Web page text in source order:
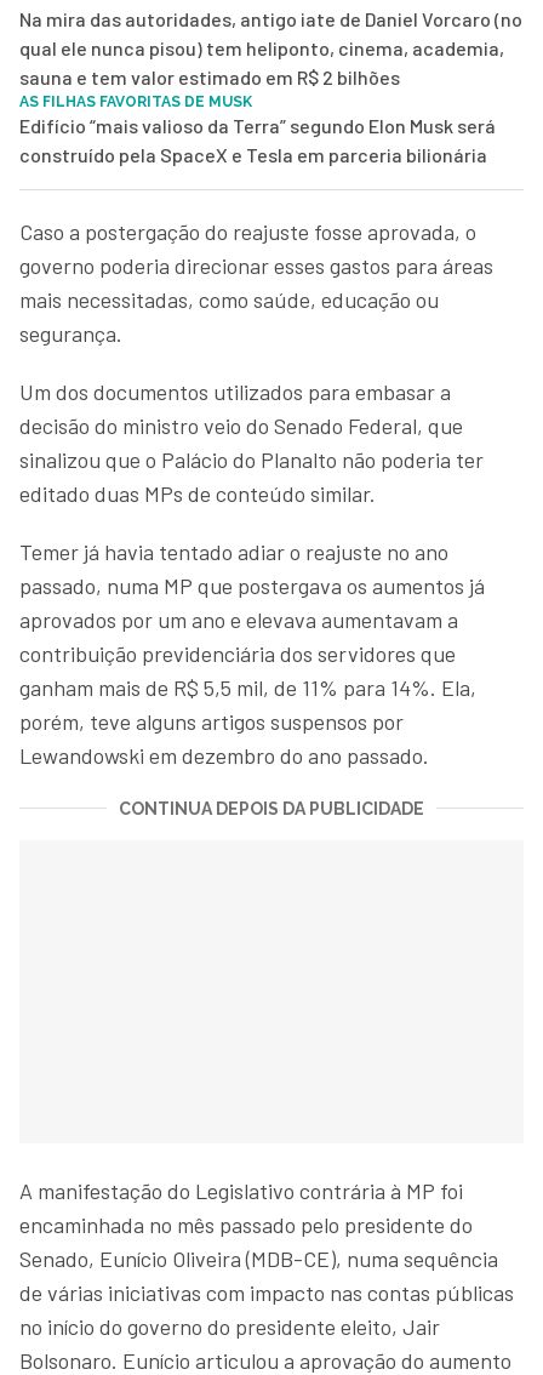
Na mira das autoridades, antigo iate de Daniel Vorcaro (no
qual ele nunca pisou) tem heliponto, cinema, academia,
sauna e tem valor estimado em R$ 2 bilhões
AS FILHAS FAVORITAS DE MUSK
Edifício “mais valioso da Terra” segundo Elon Musk será
construído pela SpaceX e Tesla em parceria bilionária
Caso a postergação do reajuste fosse aprovada, o
governo poderia direcionar esses gastos para áreas
mais necessitadas, como saúde, educação ou
segurança.
Um dos documentos utilizados para embasar a
decisão do ministro veio do Senado Federal, que
sinalizou que o Palácio do Planalto não poderia ter
editado duas MPs de conteúdo similar.
Temer já havia tentado adiar o reajuste no ano
passado, numa MP que postergava os aumentos já
aprovados por um ano e elevava aumentavam a
contribuição previdenciária dos servidores que
ganham mais de R$ 5,5 mil, de 11% para 14%. Ela,
porém, teve alguns artigos suspensos por
Lewandowski em dezembro do ano passado.
CONTINUA DEPOIS DA PUBLICIDADE
A manifestação do Legislativo contrária à MP foi
encaminhada no mês passado pelo presidente do
Senado, Eunício Oliveira (MDB-CE), numa sequência
de várias iniciativas com impacto nas contas públicas
no início do governo do presidente eleito, Jair
Bolsonaro. Eunício articulou a aprovação do aumento